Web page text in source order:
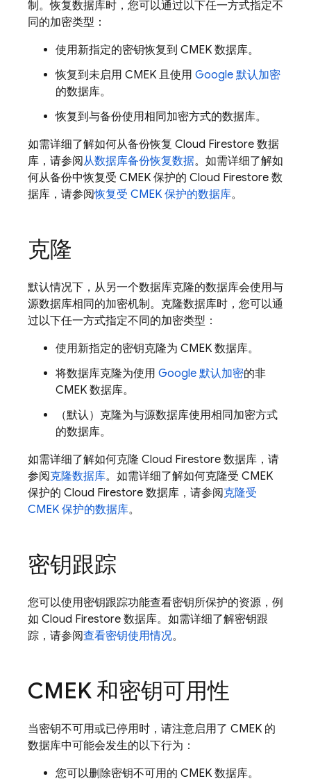
制。恢复数据库时，您可以通过以下任一方式指定不
同的加密类型：
使用新指定的密钥恢复到 CMEK 数据库。
恢复到未启用 CMEK 且使用 Google 默认加密
的数据库。
恢复到与备份使用相同加密方式的数据库。
如需详细了解如何从备份恢复 Cloud Firestore 数据
库，请参阅从数据库备份恢复数据。如需详细了解如
何从备份中恢复受 CMEK 保护的 Cloud Firestore 数
据库，请参阅恢复受 CMEK 保护的数据库。
克隆
默认情况下，从另一个数据库克隆的数据库会使用与
源数据库相同的加密机制。克隆数据库时，您可以通
过以下任一方式指定不同的加密类型：
使用新指定的密钥克隆为 CMEK 数据库。
将数据库克隆为使用 Google 默认加密的非
CMEK 数据库。
（默认）克隆为与源数据库使用相同加密方式
的数据库。
如需详细了解如何克隆 Cloud Firestore 数据库，请
参阅克隆数据库。如需详细了解如何克隆受 CMEK
保护的 Cloud Firestore 数据库，请参阅克隆受
CMEK 保护的数据库。
密钥跟踪
您可以使用密钥跟踪功能查看密钥所保护的资源，例
如 Cloud Firestore 数据库。如需详细了解密钥跟
踪，请参阅查看密钥使用情况。
CMEK 和密钥可用性
当密钥不可用或已停用时，请注意启用了 CMEK 的
数据库中可能会发生的以下行为：
您可以删除密钥不可用的 CMEK 数据库。